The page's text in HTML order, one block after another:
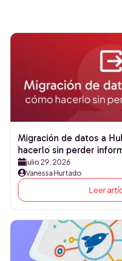
Migración de datos a
hacerlo sin perder
julio 29, 2026
Vanessa Hurtado
Leer